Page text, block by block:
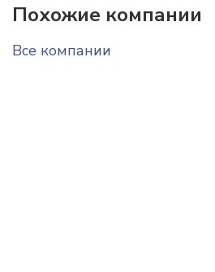
Похожие компании
Все компании